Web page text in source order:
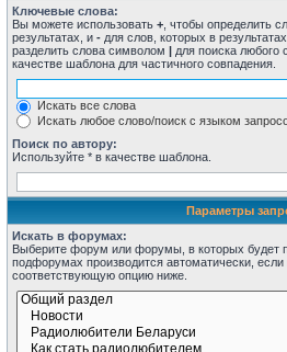
Ключевые слова:
Вы можете использовать + , чтобы определить
результатах, и - для слов, которых в
разделить слова символом | для поиска любого
качестве шаблона для частичного совпадения.
Искать все слова
Искать любое слово/поиск с языком
Поиск по автору:
Используйте * в качестве шаблона.
Параметры
Искать в форумах:
Выберите форум или форумы, в которых будет
подфорумах производится автоматически,
соответствующую опцию ниже.